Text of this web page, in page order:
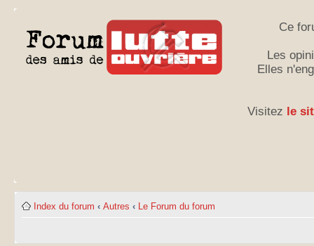
Ce
Les
Elles
Visitez le
Index du forum ‹ Autres ‹ Le Forum du forum